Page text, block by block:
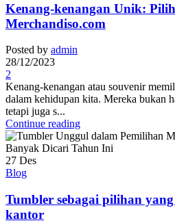
Kenang-kenangan Unik:
Merchandiso.com
Posted by admin
28/12/2023
2
Kenang-kenangan atau souvenir
dalam kehidupan kita. Mereka bukan
tetapi juga s...
Continue reading
27 Des
Blog
Tumbler sebagai pilihan
kantor